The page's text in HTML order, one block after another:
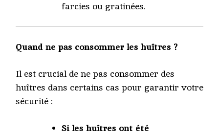
farcies ou gratinées.
Quand ne pas consommer les huîtres ?
Il est crucial de ne pas consommer des
huîtres dans certains cas pour garantir votre
sécurité :
Si les huîtres ont été